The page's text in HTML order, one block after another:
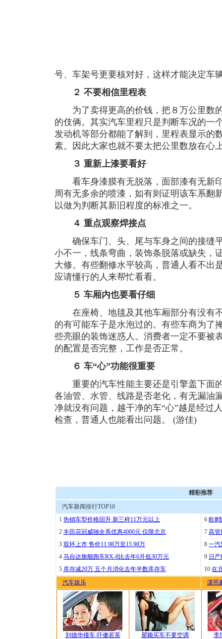
号、车架号更要核对好，这样才能决定车
２ 不要相信里程表
为了卖得更高的价钱，把８万公里数
的伎俩。其实汽车里程只是判断车况的一
发动机等部分都能了解到，里程表显示的
素。因此大家也就不要太把公里数放在心
３ 重新上漆要看好
看车身漆膜有无脱落，面部漆有无新
周有无多余的喷漆，如有则证明该车系翻
以做为判断其新旧程度的标准之一。
４ 重点观察焊接点
确保车门、头、尾与车身之间的接缝
小不一，线条弯曲，装饰条脱落或缺失，
大修。有些翻修水平较高，普通人看不出
应请懂行的人来帮忙看看。
５ 车厢内也要看仔细
在座椅、地毯及其他车厢部分有没有
的有可能车子是水泡过的。有些车商为了
些亮眼的装饰迷惑人。消费者一定不要被
的配置是否完整，工作是否正常。
６ 车“心”功能很重要
重要的汽车性能主要还是引擎盖下面
各油管、水管、线路是否老化，有无漏油
净就没有问题，越干净的车“心”越是经过
检查，普通人也能看出问题。 (游佳)
精彩推荐
汽车新闻排行TOP10
1 热销车型价格回升 新三样11万元以上
2 丰田花冠威驰全系优惠4000元 仅限北京
3 双环上市 售价11.98万至15.98万
4 马自达旗舰跑车RX-8比去年6月低30万元
5 库存减20万 五个月消化去年半数库存车
6 欧Ⅲ
7 高管
8 一汽
9 日
10 在
汽车娱乐
谍照
刘德华撞车 吓傻若英 瞿颖买车不要空调
李